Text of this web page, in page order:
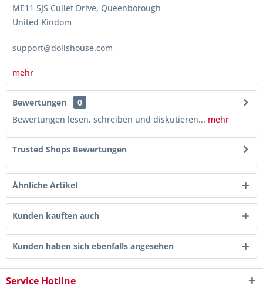
ME11 5JS Cullet Drive, Queenborough
United Kindom
support@dollshouse.com
mehr
Bewertungen
0
Bewertungen lesen, schreiben und diskutieren... mehr
Trusted Shops Bewertungen
Ähnliche Artikel
Kunden kauften auch
Kunden haben sich ebenfalls angesehen
Service Hotline